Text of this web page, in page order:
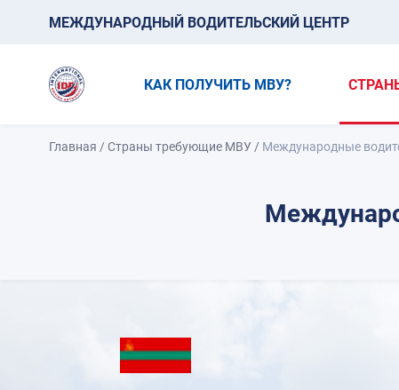
МЕЖДУНАРОДНЫЙ ВОДИТЕЛЬСКИЙ ЦЕНТР
КАК ПОЛУЧИТЬ МВУ?
Главная /Страны требующие МВУ / Международные